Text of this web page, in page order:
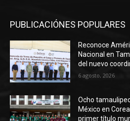
PUBLICACIÓNES POPULARES
Reconoce
Nacional en
del nuevo
6 agosto, 2026
Ocho
México en
primer título